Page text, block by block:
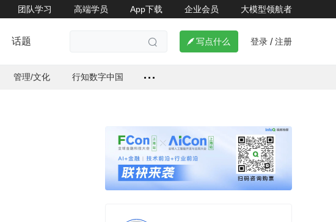
团队学习 高端学员 App下载 企业会员 大模型领航者
话题   写点什么 登录 / 注册
管理/文化 行知数字中国